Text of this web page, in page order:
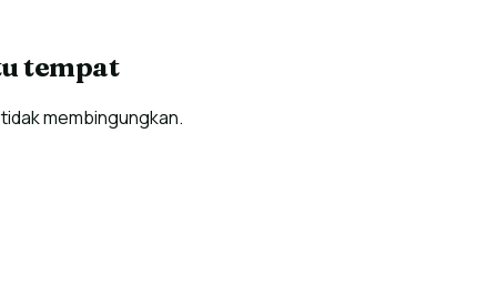
tempat
membingungkan.